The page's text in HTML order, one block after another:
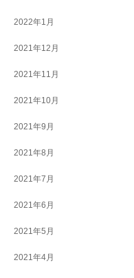
2022年1月
2021年12月
2021年11月
2021年10月
2021年9月
2021年8月
2021年7月
2021年6月
2021年5月
2021年4月